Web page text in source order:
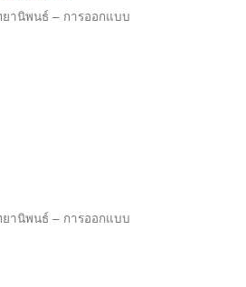
ยานิพนธ์ – การออกแบบ
ยานิพนธ์ – การออกแบบ